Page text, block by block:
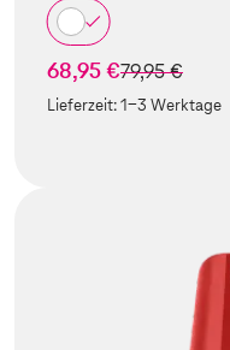
68,95 €statt
79,95 €
Lieferzeit:1-3 Werktage